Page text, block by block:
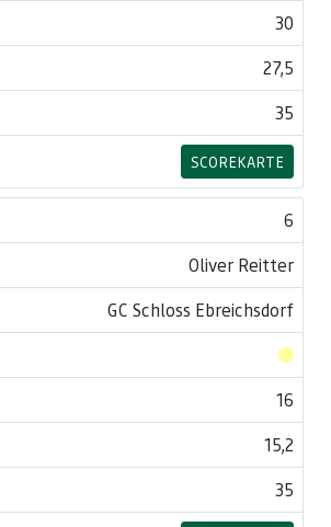
30
27,5
35
SCOREKARTE
6
Oliver Reitter
GC Schloss Ebreichsdorf
16
15,2
35